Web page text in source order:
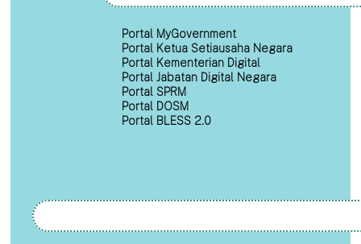
Portal MyGovernment
Portal Ketua Setiausaha Negara
Portal Kementerian Digital
Portal Jabatan Digital Negara
Portal SPRM
Portal DOSM
Portal BLESS 2.0